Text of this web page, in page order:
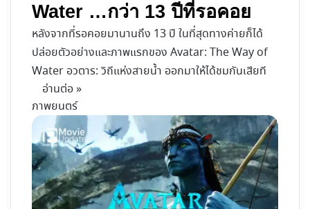
Water …กว่า 13 ปีที่รอคอย
หลังจากที่รอคอยมานานถึง 13 ปี ในที่สุดทางค่ายก็ได้
ปล่อยตัวอย่างและภาพแรกของ Avatar: The Way of
Water อวตาร: วิถีแห่งสายน้ำ ออกมาให้ได้ชมกันเสียที
อ่านต่อ »
ภาพยนตร์